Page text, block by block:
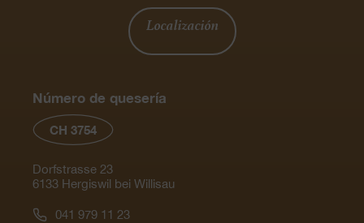
Localización
Número de quesería
CH 3754
Dorfstrasse 23
6133 Hergiswil bei Willisau
041 979 11 23